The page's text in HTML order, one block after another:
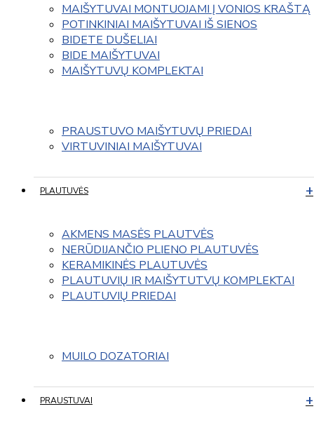
MAIŠYTUVAI MONTUOJAMI Į VONIOS KRAŠTĄ
POTINKINIAI MAIŠYTUVAI IŠ SIENOS
BIDETE DUŠELIAI
BIDE MAIŠYTUVAI
MAIŠYTUVŲ KOMPLEKTAI
PRAUSTUVO MAIŠYTUVŲ PRIEDAI
VIRTUVINIAI MAIŠYTUVAI
PLAUTUVĖS
AKMENS MASĖS PLAUTVĖS
NERŪDIJANČIO PLIENO PLAUTUVĖS
KERAMIKINĖS PLAUTUVĖS
PLAUTUVIŲ IR MAIŠYTUTVŲ KOMPLEKTAI
PLAUTUVIŲ PRIEDAI
MUILO DOZATORIAI
PRAUSTUVAI